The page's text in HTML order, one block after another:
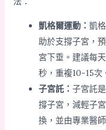
凱格爾運動： 凱
助於支撐子宮，
宮下垂。建議每
秒，重複10-15次
子宮託： 子宮託
撐子宮，減輕子
換，並由專業醫